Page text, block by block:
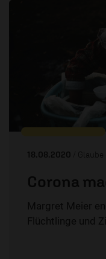
18.08.2020 /
Corona
Margret Meier
Flüchtlinge und